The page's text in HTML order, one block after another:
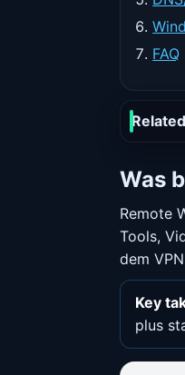
FAQ
Was
Remote
Tools,
dem
Key
plus